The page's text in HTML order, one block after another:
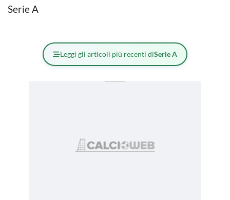
Serie A
Leggi gli articoli più recenti diSerie A